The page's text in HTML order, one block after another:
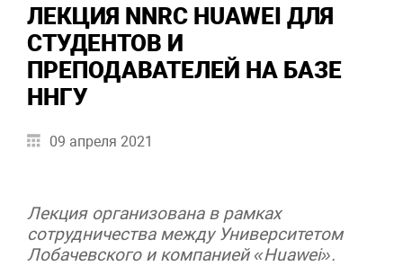
ЛЕКЦИЯ NNRC HUAWEI ДЛЯ
СТУДЕНТОВ И
ПРЕПОДАВАТЕЛЕЙ НА БАЗЕ
ННГУ
09 апреля 2021
Лекция организована в рамках
сотрудничества между Университетом
Лобачевского и компанией «Huawei».